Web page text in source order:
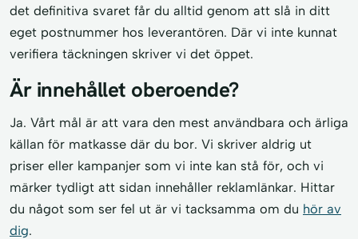
det definitiva svaret får du alltid genom att slå in ditt
eget postnummer hos leverantören. Där vi inte kunnat
verifiera täckningen skriver vi det öppet.
Är innehållet oberoende?
Ja. Vårt mål är att vara den mest användbara och ärliga
källan för matkasse där du bor. Vi skriver aldrig ut
priser eller kampanjer som vi inte kan stå för, och vi
märker tydligt att sidan innehåller reklamlänkar. Hittar
du något som ser fel ut är vi tacksamma om du hör av
dig.